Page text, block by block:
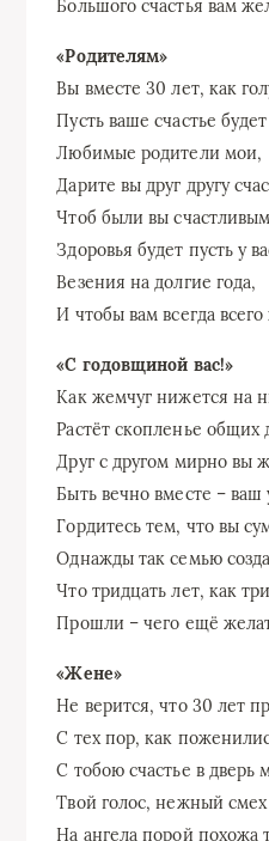
Большого счастья вам
«Родителям»
Вы вместе 30 лет, как
Пусть ваше счастье
Любимые родители мои,
Дарите вы друг другу
Чтоб были вы
Здоровья будет пусть у
Везения на долгие года,
И чтобы вам всегда всего
«С годовщиной вас!»
Как жемчуг нижется на
Растёт скопленье общих
Друг с другом мирно вы
Быть вечно вместе – ваш
Гордитесь тем, что вы
Однажды так семью
Что тридцать лет, как
Прошли – чего ещё
«Жене»
Не верится, что 30 лет
С тех пор, как
С тобою счастье в дверь
Твой голос, нежный
На ангела порой похожа